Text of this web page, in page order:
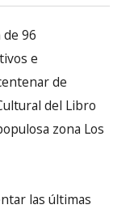
96
e
de
del Libro
zona Los
las últimas